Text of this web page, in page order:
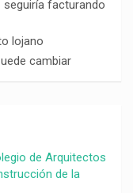
seguiría facturando
lojano
cambiar
de Arquitectos
de la